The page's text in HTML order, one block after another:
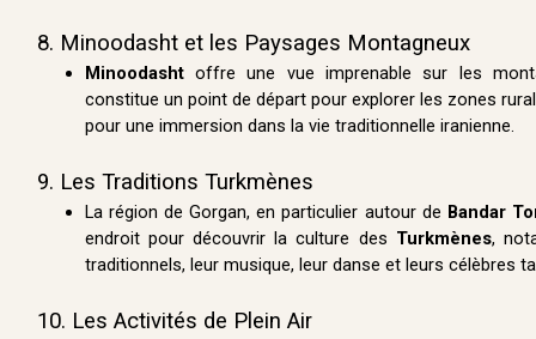
8. Minoodasht et les Paysages Montagneux
Minoodashtoffre une vue imprenable sur les
constitue un point de départ pour explorer les zones
pour une immersion dans la vie traditionnelle iranienne.
9. Les Traditions Turkmènes
La région de Gorgan, en particulier autour de Bandar
endroit pour découvrir la culture des Turkmènes,
traditionnels, leur musique, leur danse et leurs célèbres
10. Les Activités de Plein Air